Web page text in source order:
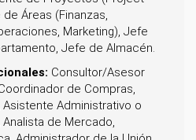
Áreas (Finanzas,
Marketing), Jefe
Jefe de Almacén.
Consultor/Asesor
de Compras,
Administrativo o
de Mercado,